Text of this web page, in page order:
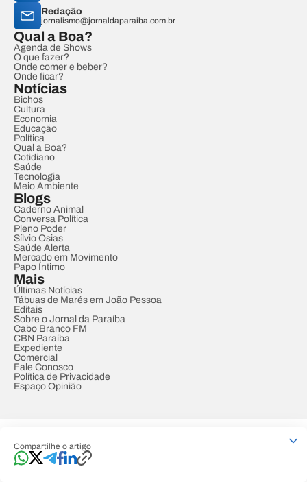
Compartilhe o artigo
Redação
jornalismo@jornaldaparaiba.com.br
Qual a Boa?
Agenda de Shows
O que fazer?
Onde comer e beber?
Onde ficar?
Notícias
Bichos
Cultura
Economia
Educação
Política
Qual a Boa?
Cotidiano
Saúde
Tecnologia
Meio Ambiente
Blogs
Caderno Animal
Conversa Política
Pleno Poder
Sílvio Osias
Saúde Alerta
Mercado em Movimento
Papo Íntimo
Mais
Últimas Notícias
Tábuas de Marés em João Pessoa
Editais
Sobre o Jornal da Paraíba
Cabo Branco FM
CBN Paraíba
Expediente
Comercial
Fale Conosco
Política de Privacidade
Espaço Opinião
Developed by Designed by